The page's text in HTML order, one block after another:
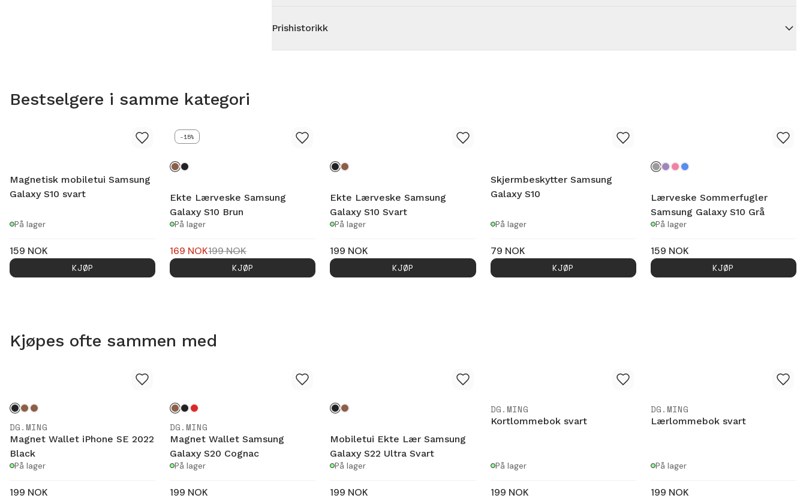
Prishistorikk
Bestselgere i samme kategori
Magnetisk mobiletui Samsung
Galaxy S10 svart
På lager
159 NOK
KJØP
-15%
Ekte Lærveske Samsung
Galaxy S10 Brun
På lager
169 NOK199NOK
KJØP
Ekte Lærveske Samsung
Galaxy S10 Svart
På lager
199 NOK
KJØP
Skjermbeskytter Samsung
Galaxy S10
På lager
79 NOK
KJØP
Lærveske Sommerfugler
Samsung Galaxy S10 Grå
På lager
159 NOK
KJØP
Kjøpes ofte sammen med
DG.MING
Magnet Wallet iPhone SE 2022
Black
På lager
199 NOK
DG.MING
Magnet Wallet Samsung
Galaxy S20 Cognac
På lager
199 NOK
Mobiletui Ekte Lær Samsung
Galaxy S22 Ultra Svart
På lager
199 NOK
DG.MING
Kortlommebok svart
På lager
199 NOK
DG.MING
Lærlommebok svart
På lager
199 NOK